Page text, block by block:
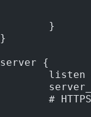
	}
}
server {
listen
#